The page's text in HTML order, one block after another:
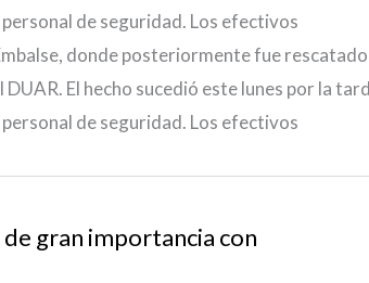
de seguridad. Los efectivos
donde posteriormente fue rescatado
El hecho sucedió este lunes por la
de seguridad. Los efectivos
gran importancia con